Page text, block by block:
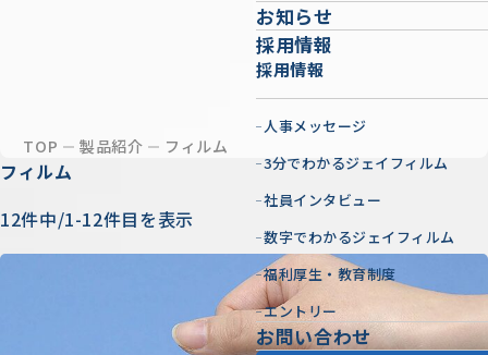
お知らせ
採用情報
採用情報
人事メッセージ
3分でわかるジェイフィルム
社員インタビュー
数字でわかるジェイフィルム
福利厚生・教育制度
エントリー
お問い合わせ
TOP 製品紹介 フィルム
フィルム
12件中/1-12件目を表示